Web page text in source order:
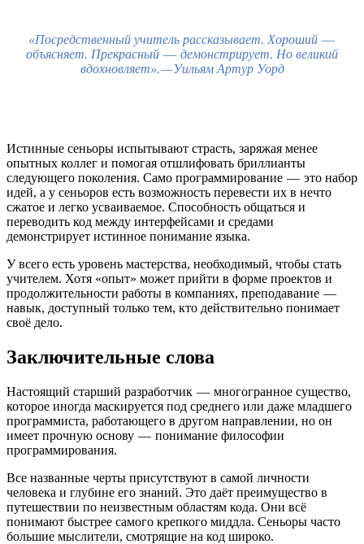
«Посредственный учитель рассказывает. Хороший —
объясняет. Прекрасный — демонстрирует. Но великий
вдохновляет». — Уильям Артур Уорд
Истинные сеньоры испытывают страсть, заряжая менее
опытных коллег и помогая отшлифовать бриллианты
следующего поколения. Само программирование — это набор
идей, а у сеньоров есть возможность перевести их в нечто
сжатое и легко усваиваемое. Способность общаться и
переводить код между интерфейсами и средами
демонстрирует истинное понимание языка.
У всего есть уровень мастерства, необходимый, чтобы стать
учителем. Хотя «опыт» может прийти в форме проектов и
продолжительности работы в компаниях, преподавание —
навык, доступный только тем, кто действительно понимает
своё дело.
Заключительные слова
Настоящий старший разработчик — многогранное существо,
которое иногда маскируется под среднего или даже младшего
программиста, работающего в другом направлении, но он
имеет прочную основу — понимание философии
программирования.
Все названные черты присутствуют в самой личности
человека и глубине его знаний. Это даёт преимущество в
путешествии по неизвестным областям кода. Они всё
понимают быстрее самого крепкого миддла. Сеньоры часто
большие мыслители, смотрящие на код широко.